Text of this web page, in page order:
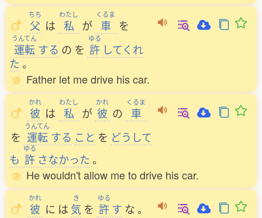
ちち
父 は
わたし
私 が
くるま
車 を
うんてん
運転 する の を
ゆる
許 してくれ
た。
Father let me drive his car.
かれ
彼 は
わたし
私 が
かれ
彼 の
くるま
車
を
うんてん
運転 する こと を どうして
も
ゆる
許 さなかった。
He wouldn't allow me to drive his car.
かれ
彼 に は
き
気 を
ゆる
許す な。